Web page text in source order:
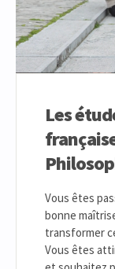
Les
Vous êtes
bonne
transformer
Vous êtes